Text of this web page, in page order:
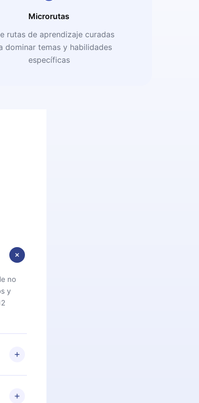
Microrutas
rutas de aprendizaje curadas
dominar temas y habilidades
específicas
no
y
Si por